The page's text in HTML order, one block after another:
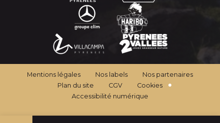
Mentions légales Nos labels
Nos partenaires
Plan du site
CGV
Cookies
Accessibilité numérique